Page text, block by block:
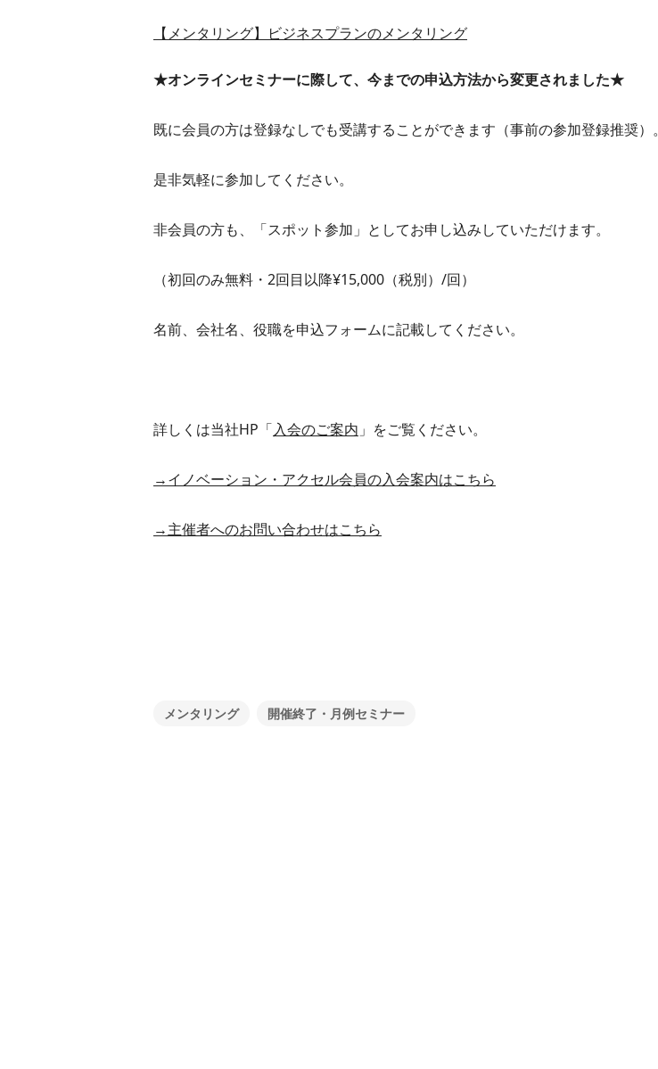
【メンタリング】ビジネスプランのメンタリング
★オンラインセミナーに際して、今までの申込方法から変更されました★
既に会員の方は登録なしでも受講することができます（事前の参加登録推奨）。
是非気軽に参加してください。
非会員の方も、「スポット参加」としてお申し込みしていただけます。
（初回のみ無料・2回目以降¥15,000（税別）/回）
名前、会社名、役職を申込フォームに記載してください。
詳しくは当社HP「入会のご案内 」をご覧ください。
→イノベーション・アクセル会員の入会案内はこちら
→主催者へのお問い合わせはこちら
メンタリング 開催終了・月例セミナー